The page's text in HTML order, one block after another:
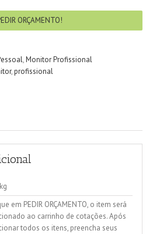
ORÇAMENTO!
,Monitor Profissional
,profissional
em PEDIR ORÇAMENTO, o item será
ao carrinho de cotações. Após
todos os itens, preencha seus